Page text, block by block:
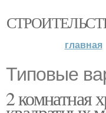
главная
Типовые
2 комнатная